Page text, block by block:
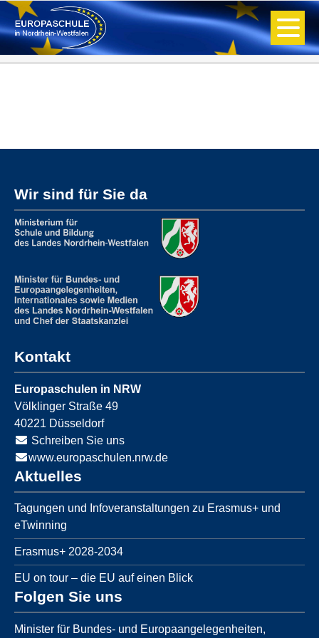
Wir sind für Sie da
Kontakt
Europaschulen in NRW
Völklinger Straße 49
40221 Düsseldorf
Schreiben Sie uns
www.europaschulen.nrw.de
Aktuelles
Tagungen und Infoveranstaltungen zu Erasmus+ und
eTwinning
Erasmus+ 2028-2034
EU on tour – die EU auf einen Blick
Folgen Sie uns
Minister für Bundes- und Europaangelegenheiten,